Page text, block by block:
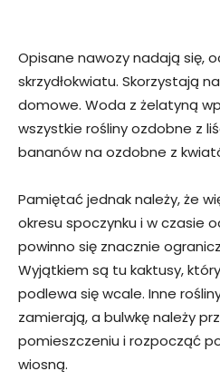
Opisane nawozy nadają się,
skrzydłokwiatu. Skorzystają
domowe. Woda z żelatyną
wszystkie rośliny ozdobne z
bananów na ozdobne z
Pamiętać jednak należy, że
okresu spoczynku i w czasie
powinno się znacznie
Wyjątkiem są tu kaktusy,
podlewa się wcale. Inne
zamierają, a bulwkę należy
pomieszczeniu i rozpocząć
wiosną.